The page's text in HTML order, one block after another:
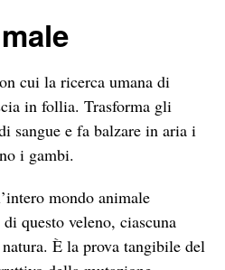
cui la ricerca umana di
in follia. Trasforma gli
sangue e fa balzare in aria i
i gambi.
mondo animale
questo veleno, ciascuna
È la prova tangibile del